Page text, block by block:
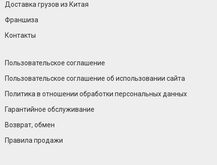
Доставка грузов из Китая
Франшиза
Контакты
Пользовательское соглашение
Пользовательское соглашение об использовании сайта
Политика в отношении обработки персональных данных
Гарантийное обслуживание
Возврат, обмен
Правила продажи